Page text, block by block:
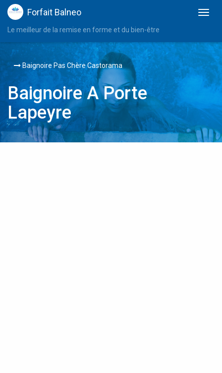
Forfait Balneo
Le meilleur de la remise en forme et du bien-être
Baignoire Pas Chère Castorama
Baignoire A Porte
Lapeyre